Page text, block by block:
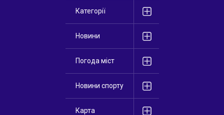
Категорії
Новини
Погода міст
Новини спорту
Карта